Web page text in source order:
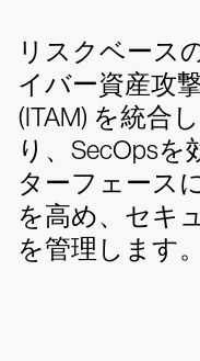
リスクベース
イバー資産攻
(ITAM) を統合
り、SecOps
ターフェース
を高め、セキ
を管理します。